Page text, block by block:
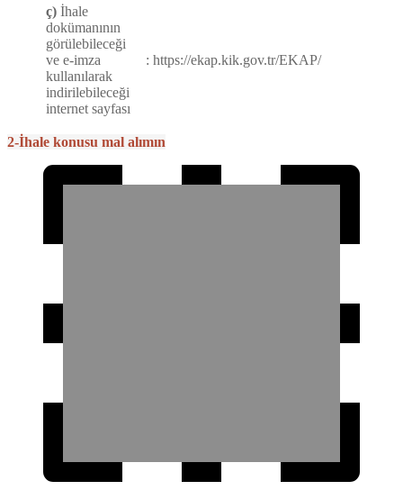
ç) İhale
dokümanının
görülebileceği
ve e-imza
kullanılarak
indirilebileceği
internet sayfası
: https://ekap.kik.gov.tr/EKAP/
2-İhale konusu mal alımın